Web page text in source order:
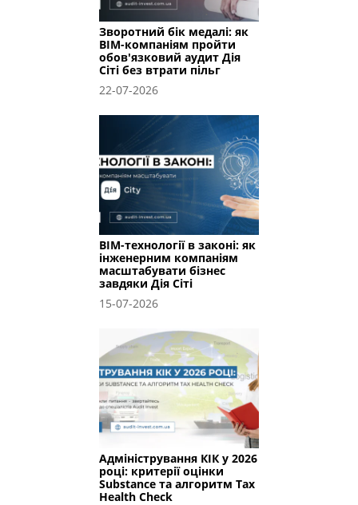
Зворотний бік медалі: як
BIM-компаніям пройти
обов'язковий аудит Дія
Сіті без втрати пільг
22-07-2026
BIM-технології в законі: як
інженерним компаніям
масштабувати бізнес
завдяки Дія Сіті
15-07-2026
Адміністрування КІК у 2026
році: критерії оцінки
Substance та алгоритм Tax
Health Check